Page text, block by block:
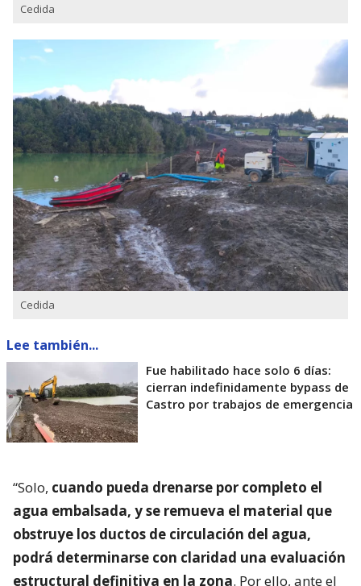
Cedida
Cedida
Lee también...
Fue habilitado hace solo 6 días:
cierran indefinidamente bypass de
Castro por trabajos de emergencia
“Solo, cuando pueda drenarse por completo el
agua embalsada, y se remueva el material que
obstruye los ductos de circulación del agua,
podrá determinarse con claridad una evaluación
estructural definitiva en la zona. Por ello, ante el